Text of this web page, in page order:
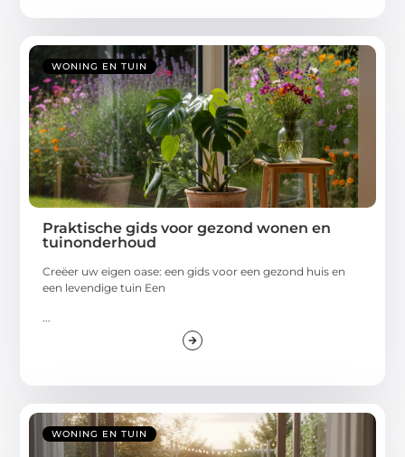
WONING EN TUIN
Praktische gids voor gezond wonen en
tuinonderhoud
Creëer uw eigen oase: een gids voor een gezond huis en
een levendige tuin Een
WONING EN TUIN